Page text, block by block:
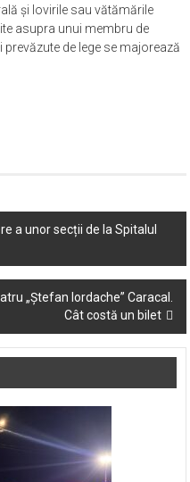
şi lovirile sau vătămările
asupra unui membru de
de lege se majorează
a unor secții de la Spitalul
„Ștefan Iordache” Caracal.
Cât costă un bilet